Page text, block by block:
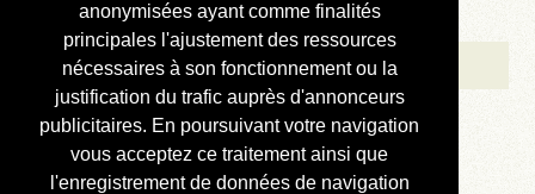
anonymisées ayant comme finalités
principales l'ajustement des ressources
nécessaires à son fonctionnement ou la
justification du trafic auprès d'annonceurs
publicitaires. En poursuivant votre navigation
vous acceptez ce traitement ainsi que
l'enregistrement de données de navigation
Bienvenue
Réalisations
Divers (et d’été)
Annonces